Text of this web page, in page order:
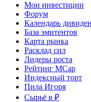
Мои инвестиции
Форум
Календарь
База эмитентов
Карта рынка
Расклад сил
Лидеры роста
Рейтинг MCap
Индексный торт
Пила Игоря
Сырьё в ₽